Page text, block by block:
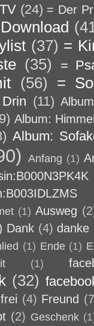
(24) = Der
(37) =
(35)
=
(56) =
(11)
Album:
Album:
Anfang (1)
(1) Ausweg
Dank (4) danke
(1) Ende (1)
(1)
(32)
frei (4) Freund
(2) Geschenk